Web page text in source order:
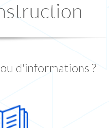
d'informations ?